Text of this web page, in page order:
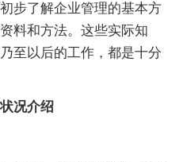
步了解企业管理的基本方
料和方法。这些实际知
至以后的工作，都是十分
况介绍